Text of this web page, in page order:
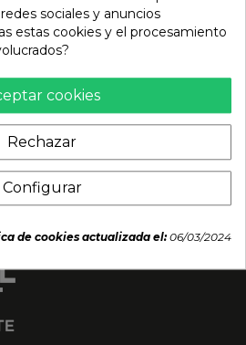
(ARCANE) 330ml
1,95 €
sociales y anuncios
estas cookies y el procesamiento
cookies
Rechazar
Configurar
de cookies actualizada el:06/03/2024